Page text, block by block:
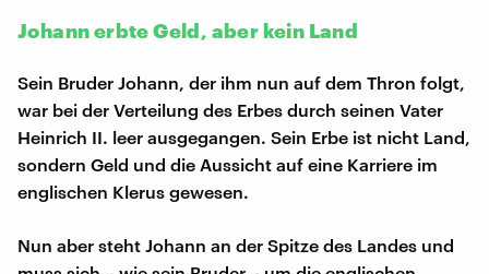
Johann erbte Geld, aber kein Land
Sein Bruder Johann, der ihm nun auf dem Thron folgt,
war bei der Verteilung des Erbes durch seinen Vater
Heinrich II. leer ausgegangen. Sein Erbe ist nicht Land,
sondern Geld und die Aussicht auf eine Karriere im
englischen Klerus gewesen.
Nun aber steht Johann an der Spitze des Landes und